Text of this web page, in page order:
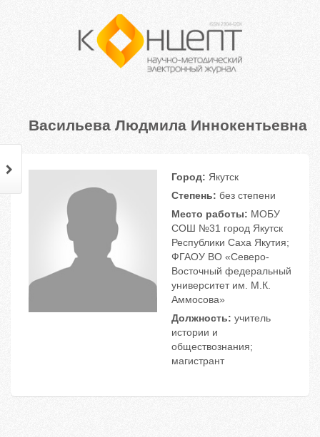
Васильева Людмила Иннокентьевна
Город: Якутск
Степень: без степени
Место работы: МОБУ
СОШ №31 город Якутск
Республики Саха Якутия;
ФГАОУ ВО «Северо-
Восточный федеральный
университет им. М.К.
Аммосова»
Должность: учитель
истории и
обществознания;
магистрант